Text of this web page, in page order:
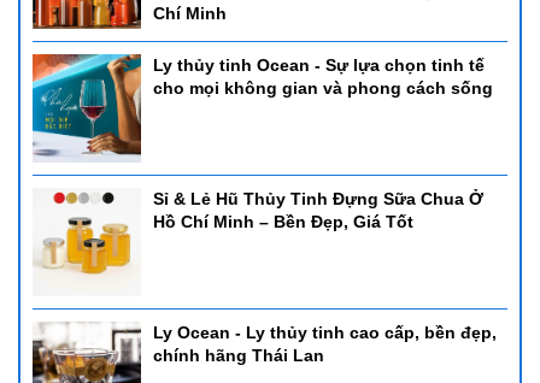
Chí Minh
Ly thủy tinh Ocean - Sự lựa chọn tinh tế
cho mọi không gian và phong cách sống
Sỉ & Lẻ Hũ Thủy Tinh Đựng Sữa Chua Ở
Hồ Chí Minh – Bền Đẹp, Giá Tốt
Ly Ocean - Ly thủy tinh cao cấp, bền đẹp,
chính hãng Thái Lan